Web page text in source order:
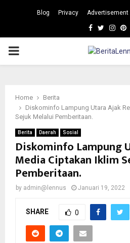
Blog Privacy Advertisement
Facebook
Twitter
PRIMARY
Home
Berita
Diskominfo Lampung Utara Ajak
Sejuk Melalui Pemberitaan.
Berita Daerah Sosial
Diskominfo Lampung
Media Ciptakan Iklim
Pemberitaan.
by admin@lennus Januari 19, 2022
SHARE 0